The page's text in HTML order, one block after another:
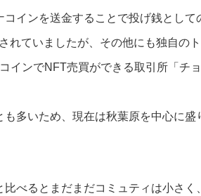
インを送金することで投げ銭として
れていましたが、その他にも独自の
インでNFT売買ができる取引所「チ
多いため、現在は秋葉原を中心に盛
べるとまだまだコミュティは小さ